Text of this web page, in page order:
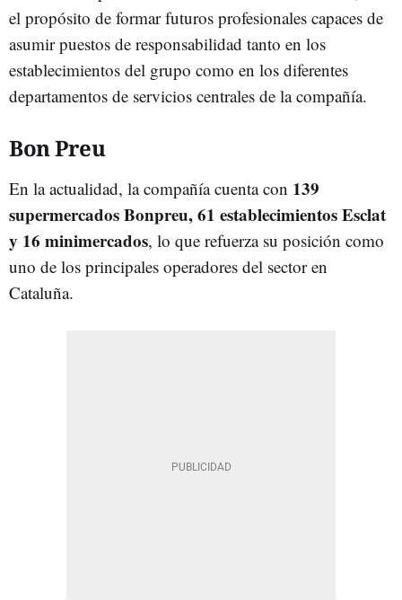
el propósito de formar futuros profesionales capaces de
asumir puestos de responsabilidad tanto en los
establecimientos del grupo como en los diferentes
departamentos de servicios centrales de la compañía.
Bon Preu
En la actualidad, la compañía cuenta con 139
supermercadosBonpreu, 61 establecimientos Esclat
y 16 minimercados, lo que refuerza su posición como
uno de los principales operadores del sector en
Cataluña.